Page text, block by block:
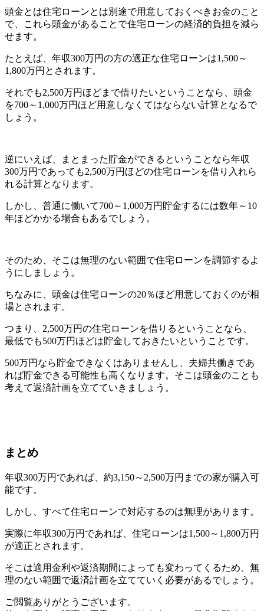
頭金とは住宅ローンとは別途で用意しておくべきお金のこと
で、これら頭金があることで住宅ローンの経済的負担を減ら
せます。
たとえば、年収300万円の方の適正な住宅ローンは1,500～
1,800万円とされます。
それでも2,500万円ほどまで借りたいということなら、頭金
を700～1,000万円ほど用意しなくてはならない計算となるで
しょう。
逆にいえば、まとまった貯金ができるということなら年収
300万円であっても2,500万円ほどの住宅ローンを借り入れら
れる計算となります。
しかし、普通に働いて700～1,000万円貯金するには数年～10
年ほどかかる場合もあるでしょう。
そのため、そこは無理のない範囲で住宅ローンを調節するよ
うにしましょう。
ちなみに、頭金は住宅ローンの20％ほど用意しておくのが相
場とされます。
つまり、2,500万円の住宅ローンを借りるということなら、
最低でも500万円ほどは貯金しておきたいということです。
500万円なら貯金できなくはありませんし、夫婦共働きであ
れば貯金できる可能性も高くなります。そこは頭金のことも
考えて返済計画を立てていきましょう。
まとめ
年収300万円であれば、約3,150～2,500万円までの家が購入可
能です。
しかし、すべて住宅ローンで対応するのは無理があります。
実際に年収300万円であれば、住宅ローンは1,500～1,800万円
が適正とされます。
そこは適用金利や返済期間によっても変わってくるため、無
理のない範囲で返済計画を立てていく必要があるでしょう。
ご閲覧ありがとうございます。